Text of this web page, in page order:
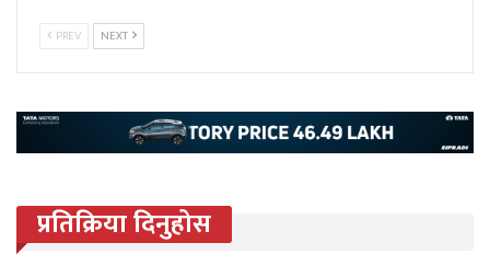
PREV NEXT
प्रतिक्रिया दिनुहोस